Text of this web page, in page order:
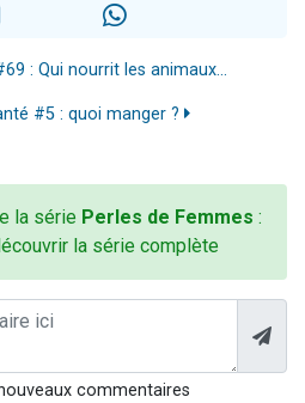
: Qui nourrit les animaux...
#5 : quoi manger ?
la série Perles de Femmes :
la série complète
commentaires